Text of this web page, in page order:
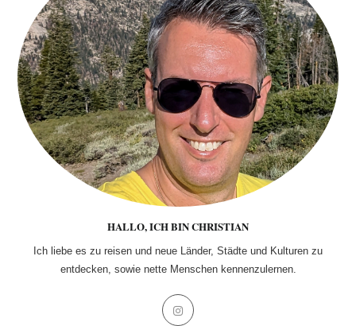
HALLO, ICH BIN CHRISTIAN
Ich liebe es zu reisen und neue Länder, Städte und Kulturen zu
entdecken, sowie nette Menschen kennenzulernen.